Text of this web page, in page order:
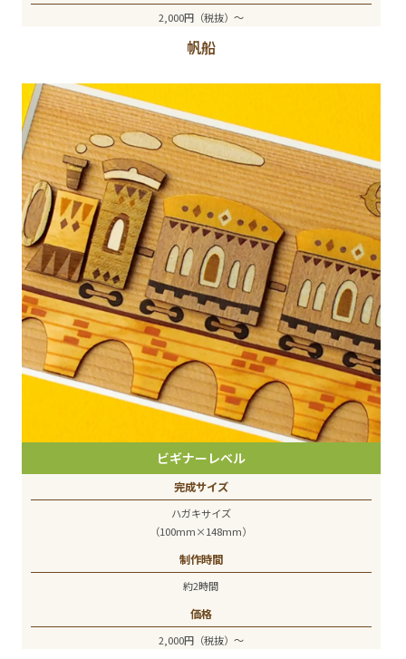
2,000円（税抜）～
帆船
ビギナーレベル
完成サイズ
ハガキサイズ
（100mm×148mm）
制作時間
約2時間
価格
2,000円（税抜）～